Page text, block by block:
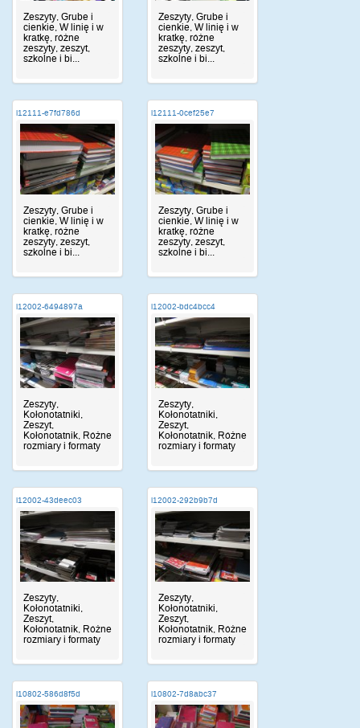
Zeszyty, Grube i
cienkie, W linię i w
kratkę, różne
zeszyty, zeszyt,
szkolne i bi...
Zeszyty, Grube i
cienkie, W linię i w
kratkę, różne
zeszyty, zeszyt,
szkolne i bi...
i12111-e7fd786d
Zeszyty, Grube i
cienkie, W linię i w
kratkę, różne
zeszyty, zeszyt,
szkolne i bi...
i12111-0cef25e7
Zeszyty, Grube i
cienkie, W linię i w
kratkę, różne
zeszyty, zeszyt,
szkolne i bi...
i12002-6494897a
Zeszyty,
Kołonotatniki,
Zeszyt,
Kołonotatnik, Różne
rozmiary i formaty
i12002-bdc4bcc4
Zeszyty,
Kołonotatniki,
Zeszyt,
Kołonotatnik, Różne
rozmiary i formaty
i12002-43deec03
Zeszyty,
Kołonotatniki,
Zeszyt,
Kołonotatnik, Różne
rozmiary i formaty
i12002-292b9b7d
Zeszyty,
Kołonotatniki,
Zeszyt,
Kołonotatnik, Różne
rozmiary i formaty
i10802-586d8f5d i10802-7d8abc37